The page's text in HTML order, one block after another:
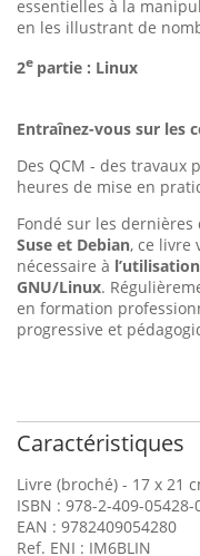
essentielles à la
en les illustrant de
2e
Entraînez-vous sur les
Des QCM - des travaux
heures de mise en
Fondé sur les
Suse et Debian, ce livre
nécessaire à
GNU/Linux.
en formation
progressive et
Caractéristiques
Livre (broché) - 17 x 21
ISBN : 978-2-409-05428-
EAN : 9782409054280
Ref. ENI : IM6BLIN